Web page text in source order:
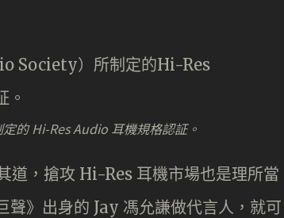
的 Hi-Res Audio 耳機規格認証。
道，搶攻 Hi-Res 耳機市場也是理所當
聲》出身的 Jay 馮允謙做代言人，就可